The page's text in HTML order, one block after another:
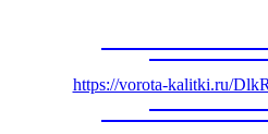
https://vorota-kalitki.ru/